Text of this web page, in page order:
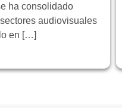
ha consolidado
audiovisuales
en […]